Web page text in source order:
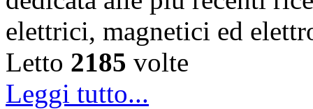
elettrici, magnetici ed
Letto 2185 volte
Leggi tutto...